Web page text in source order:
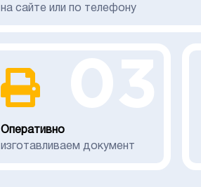
на сайте или по телефону
Оперативно
изготавливаем документ